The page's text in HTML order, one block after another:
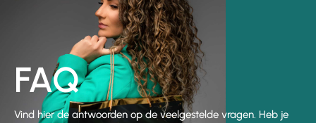
FAQ
Vind hier de antwoorden op de veelgestelde vragen. Heb je